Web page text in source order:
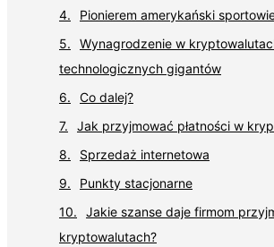
Pionierem amerykański
Wynagrodzenie w
technologicznych gigantów
Co dalej?
Jak przyjmować płatności w
Sprzedaż internetowa
Punkty stacjonarne
Jakie szanse daje firmom
kryptowalutach?